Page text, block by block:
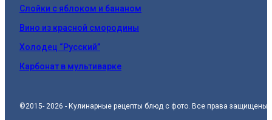
Слойки с яблоком и бананом
Вино из красной смородины
Холодец “Русский”
Карбонат в мультиварке
©2015- 2026 - Кулинарные рецепты блюд с фото. Все права защищены.